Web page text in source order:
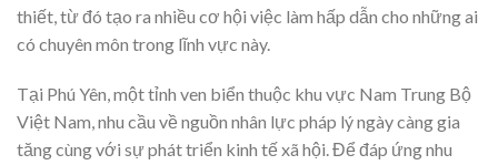
thiết, từ đó tạo ra nhiều cơ hội việc làm hấp dẫn cho những ai
có chuyên môn trong lĩnh vực này.
Tại Phú Yên, một tỉnh ven biển thuộc khu vực Nam Trung Bộ
Việt Nam, nhu cầu về nguồn nhân lực pháp lý ngày càng gia
tăng cùng với sự phát triển kinh tế xã hội. Để đáp ứng nhu